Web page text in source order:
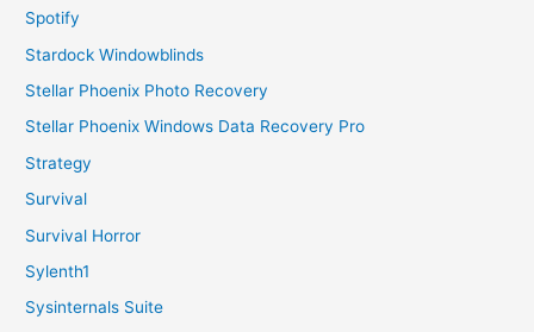
Spotify
Stardock Windowblinds
Stellar Phoenix Photo Recovery
Stellar Phoenix Windows Data Recovery Pro
Strategy
Survival
Survival Horror
Sylenth1
Sysinternals Suite